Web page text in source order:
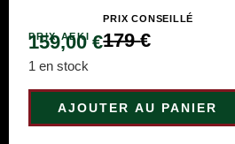
PRIX AEKI
159,00€
PRIX CONSEILLÉ
179€
1 en stock
AJOUTER AU PANIER